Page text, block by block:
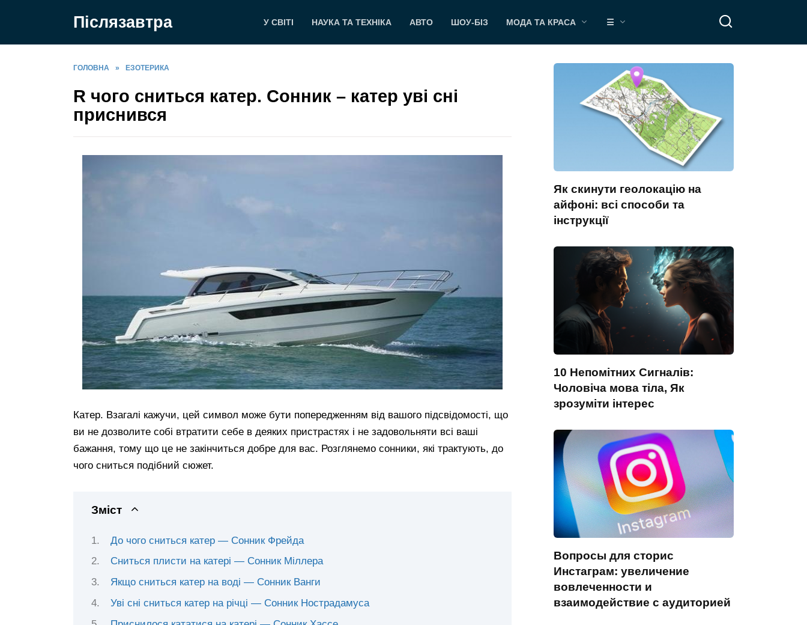
Післязавтра У СВІТІ НАУКА ТА ТЕХНІКА АВТО ШОУ-БІЗ МОДА ТА КРАСА ☰
ГОЛОВНА » ЕЗОТЕРИКА
R чого сниться катер. Сонник – катер уві сні
приснився
Катер. Взагалі кажучи, цей символ може бути попередженням від вашого підсвідомості, що
ви не дозволите собі втратити себе в деяких пристрастях і не задовольняти всі ваші
бажання, тому що це не закінчиться добре для вас. Розглянемо сонники, які трактують, до
чого сниться подібний сюжет.
Зміст
До чого сниться катер — Сонник Фрейда
Сниться плисти на катері — Сонник Міллера
Якщо сниться катер на воді — Сонник Ванги
Уві сні сниться катер на річці — Сонник Нострадамуса
Як скинути геолокацію на
айфоні: всі способи та
інструкції
10 Непомітних Сигналів:
Чоловіча мова тіла, Як
зрозуміти інтерес
Вопросы для сторис
Инстаграм: увеличение
вовлеченности и
взаимодействие с аудиторией